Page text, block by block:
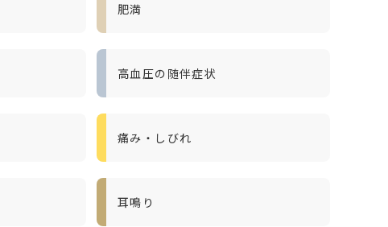
肥満
高血圧の随伴症状
痛み・しびれ
耳鳴り